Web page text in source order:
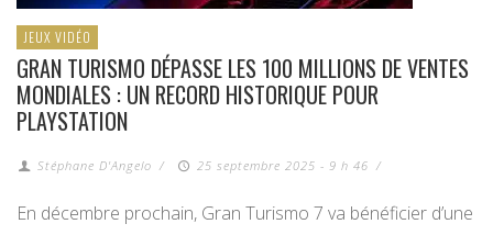
JEUX VIDÉO
GRAN TURISMO DÉPASSE LES 100 MILLIONS DE VENTES
MONDIALES : UN RECORD HISTORIQUE POUR
PLAYSTATION
Stéphane D'Angelo / 25 septembre 2025 - 9 h 46 /
En décembre prochain, Gran Turismo 7 va bénéficier d’une